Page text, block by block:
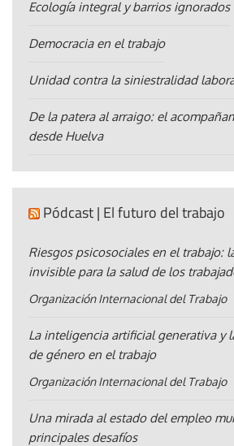
Ecología integral y barrios ignorados
Democracia en el trabajo
Unidad contra la siniestralidad
De la patera al arraigo: el
desde Huelva
Pódcast | El futuro del trabajo
Riesgos psicosociales en el trabajo:
invisible para la salud de los
Organización Internacional del Trabajo
La inteligencia artificial generativa y
de género en el trabajo
Organización Internacional del Trabajo
Una mirada al estado del empleo
principales desafíos